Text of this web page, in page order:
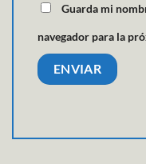
Guarda mi
navegador para la